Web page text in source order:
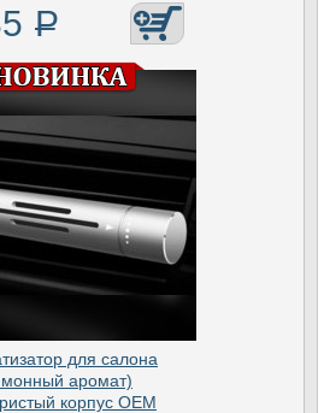
Р
для салона
аромат)
корпус OEM